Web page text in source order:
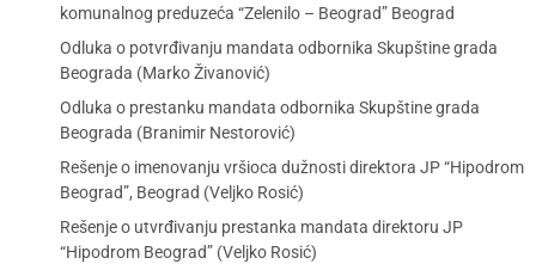
komunalnog preduzeća “Zelenilo – Beograd” Beograd
Odluka o potvrđivanju mandata odbornika Skupštine grada
Beograda (Marko Živanović)
Odluka o prestanku mandata odbornika Skupštine grada
Beograda (Branimir Nestorović)
Rešenje o imenovanju vršioca dužnosti direktora JP “Hipodrom
Beograd”, Beograd (Veljko Rosić)
Rešenje o utvrđivanju prestanka mandata direktoru JP
“Hipodrom Beograd” (Veljko Rosić)